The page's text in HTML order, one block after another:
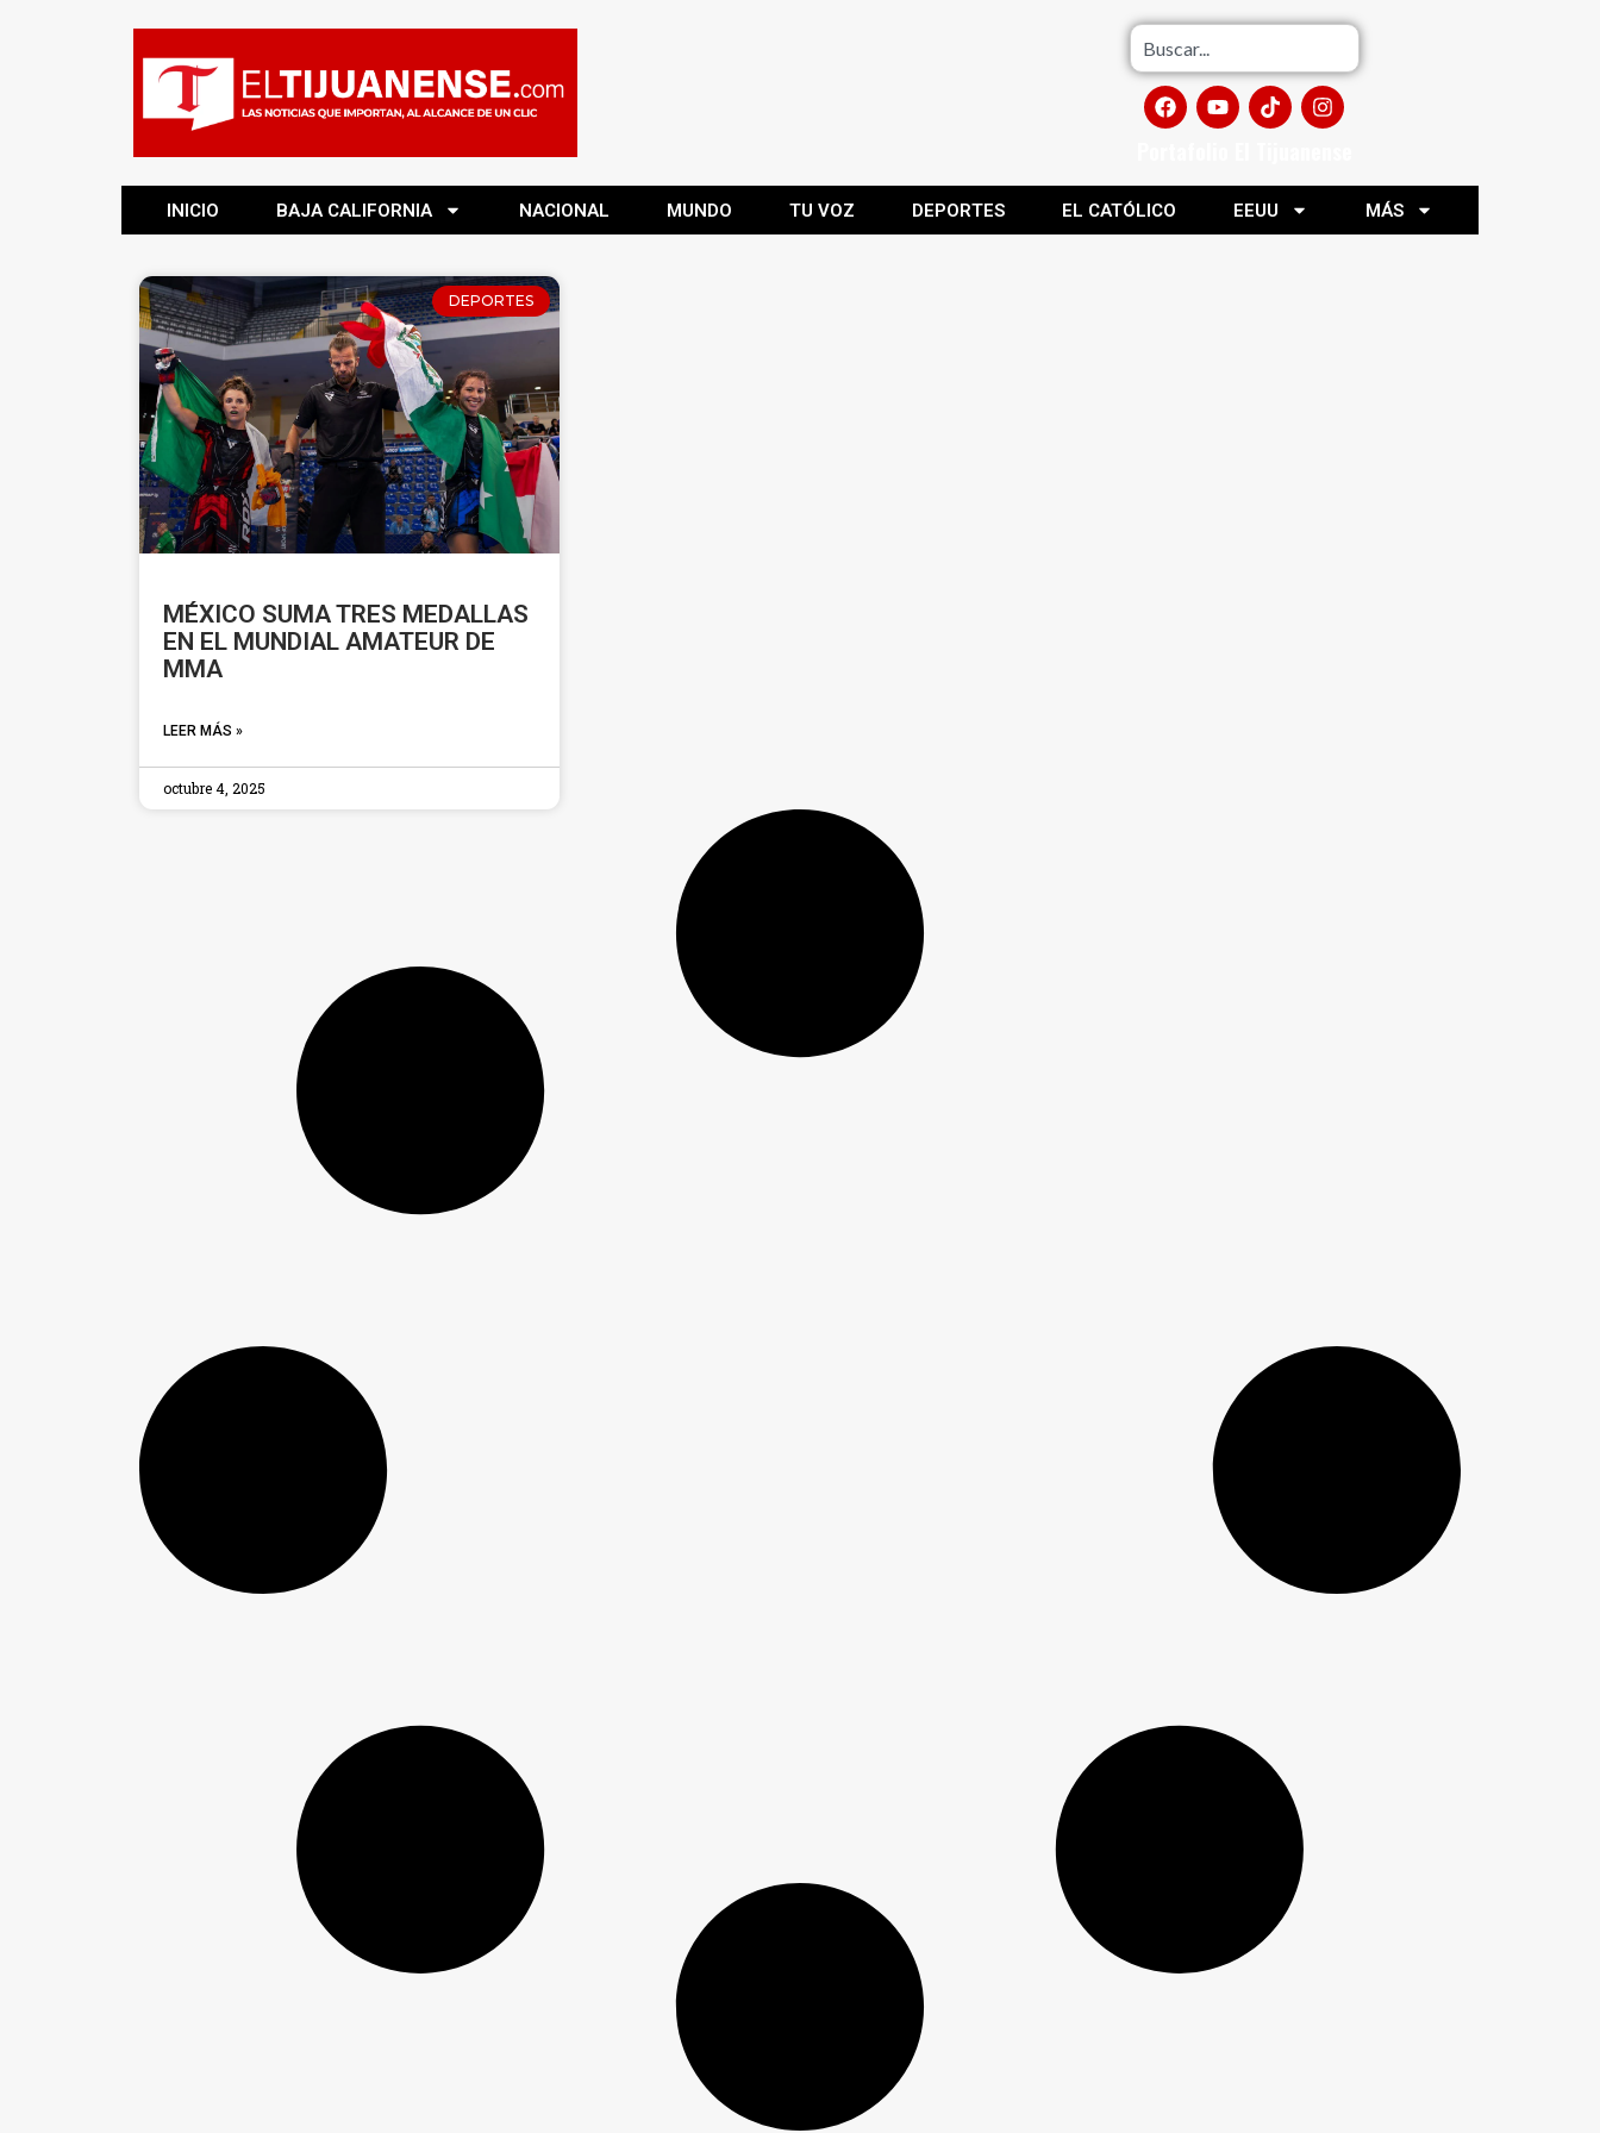
INICIO BAJA CALIFORNIA NACIONAL MUNDO TU VOZ DEPORTES EL CATÓLICO EEUU MÁS
DEPORTES
MÉXICO SUMA TRES MEDALLAS
EN EL MUNDIAL AMATEUR DE
MMA
LEER MÁS »
octubre 4, 2025